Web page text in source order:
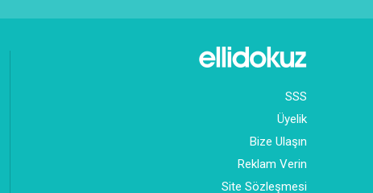
SSS
Üyelik
Bize Ulaşın
Reklam Verin
Site Sözleşmesi